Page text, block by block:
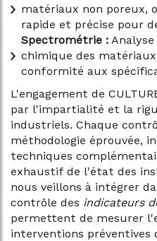
matériaux non poreux,
rapide et précise pour
Spectrométrie :
chimique des
conformité aux
L'engagement de
par l'impartialité et la
industriels. Chaque
méthodologie éprouvée,
techniques
exhaustif de l'état des
nous veillons à intégrer
contrôle des indicateurs
permettent de mesurer
interventions préventives